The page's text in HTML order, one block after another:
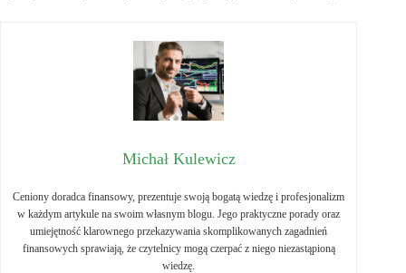
Michał Kulewicz
Ceniony doradca finansowy, prezentuje swoją bogatą wiedzę i profesjonalizm
w każdym artykule na swoim własnym blogu. Jego praktyczne porady oraz
umiejętność klarownego przekazywania skomplikowanych zagadnień
finansowych sprawiają, że czytelnicy mogą czerpać z niego niezastąpioną
wiedzę.